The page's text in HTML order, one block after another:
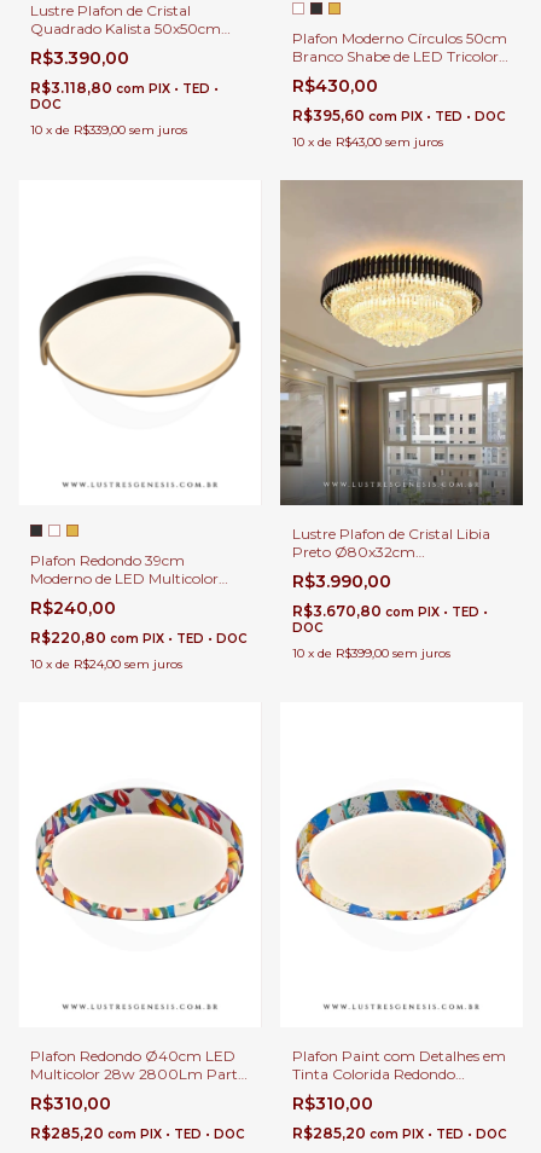
Lustre Plafon de Cristal
Quadrado Kalista 50x50cm
para Sala de Jantar, Estar e
Quartos
R$3.390,00
R$3.118,80 com PIX • TED •
DOC
10 x de R$339,00 sem juros
Plafon Moderno Círculos 50cm
Branco Shabe de LED Tricolor
45w 4500Lm Para Sala,
Quartos, Escritório e Lavabo
R$430,00
R$395,60 com PIX • TED • DOC
10 x de R$43,00 sem juros
Plafon Redondo 39cm
Moderno de LED Multicolor
Quente, Neutro e Frio 2800Lm
Logy Preto Para Corredor,
Lavabo e Quarto
R$240,00
R$220,80 com PIX • TED • DOC
10 x de R$24,00 sem juros
Lustre Plafon de Cristal Libia
Preto Ø80x32cm
Contemporâneo 13 E-14 |
Luminária de Teto Decorativa
para Quartos, Suites, Hall e
Salas
R$3.990,00
R$3.670,80 com PIX • TED •
DOC
10 x de R$399,00 sem juros
Plafon Redondo Ø40cm LED
Multicolor 28w 2800Lm Party
Colorido Confete Para Sala,
Corredor e Quarto Infantil
R$310,00
R$285,20 com PIX • TED • DOC
Plafon Paint com Detalhes em
Tinta Colorida Redondo
Ø40cm LED Multicolor
2800Lm Para Corredor e
Quarto Infantil
R$310,00
R$285,20 com PIX • TED • DOC